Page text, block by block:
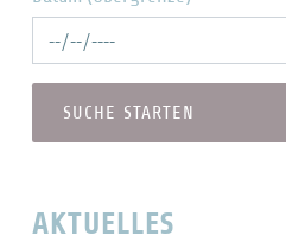
AKTUELLES